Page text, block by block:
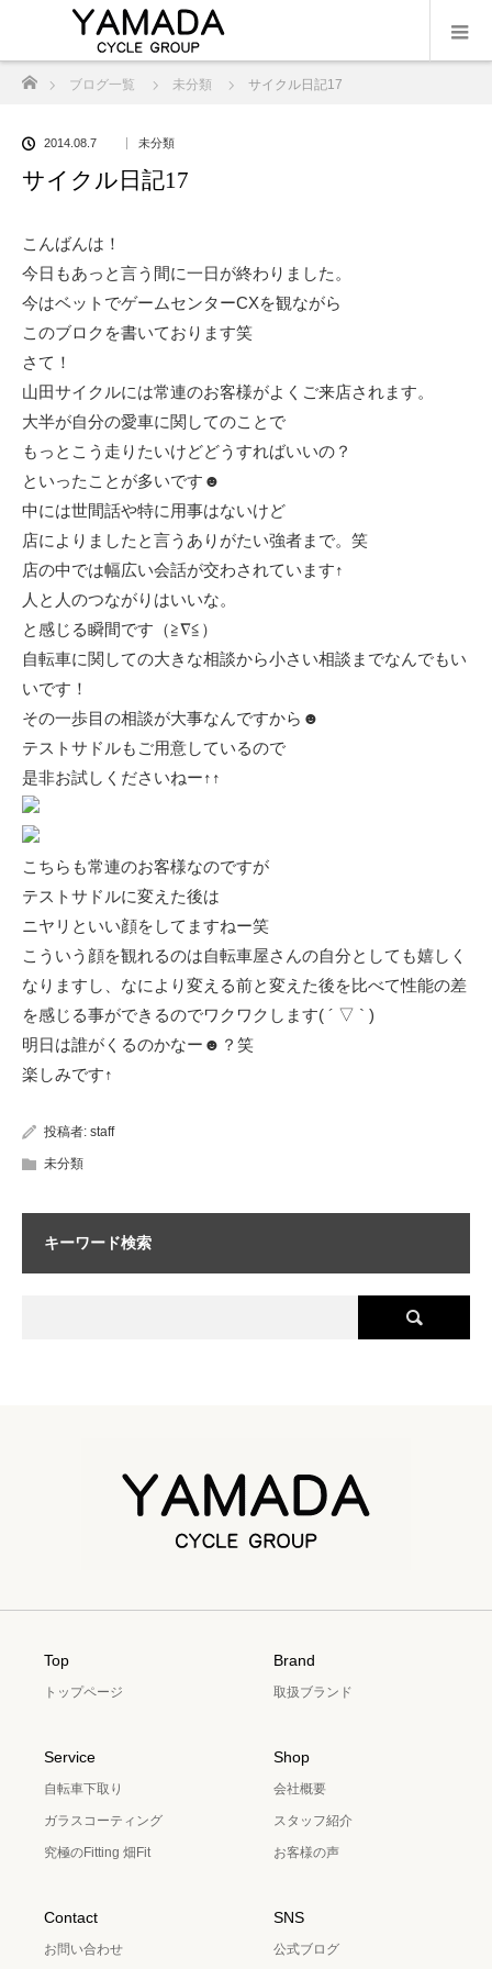
ブログ一覧 未分類 サイクル日記17
2014.08.7 未分類
サイクル日記17
こんばんは！
今日もあっと言う間に一日が終わりました。
今はベットでゲームセンターCXを観ながら
このブロクを書いております笑
さて！
山田サイクルには常連のお客様がよくご来店されます。
大半が自分の愛車に関してのことで
もっとこう走りたいけどどうすればいいの？
といったことが多いです☻
中には世間話や特に用事はないけど
店によりましたと言うありがたい強者まで。笑
店の中では幅広い会話が交わされています↑
人と人のつながりはいいな。
と感じる瞬間です（≧∇≦）
自転車に関しての大きな相談から小さい相談までなんでもい
いです！
その一歩目の相談が大事なんですから☻
テストサドルもご用意しているので
是非お試しくださいねー↑↑
こちらも常連のお客様なのですが
テストサドルに変えた後は
ニヤリといい顔をしてますねー笑
こういう顔を観れるのは自転車屋さんの自分としても嬉しく
なりますし、なにより変える前と変えた後を比べて性能の差
を感じる事ができるのでワクワクします( ´ ▽ ` )
明日は誰がくるのかなー☻？笑
楽しみです↑
投稿者: staff
未分類
キーワード検索
Top
トップページ
Brand
取扱ブランド
Service
自転車下取り
ガラスコーティング
究極のFitting 畑Fit
Shop
会社概要
スタッフ紹介
お客様の声
Contact
お問い合わせ
SNS
公式ブログ